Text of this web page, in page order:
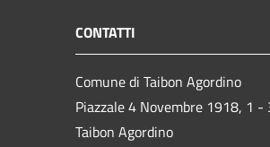
CONTATTI
Comune di Taibon Agordino
Piazzale 4 Novembre 1918, 1
Taibon Agordino